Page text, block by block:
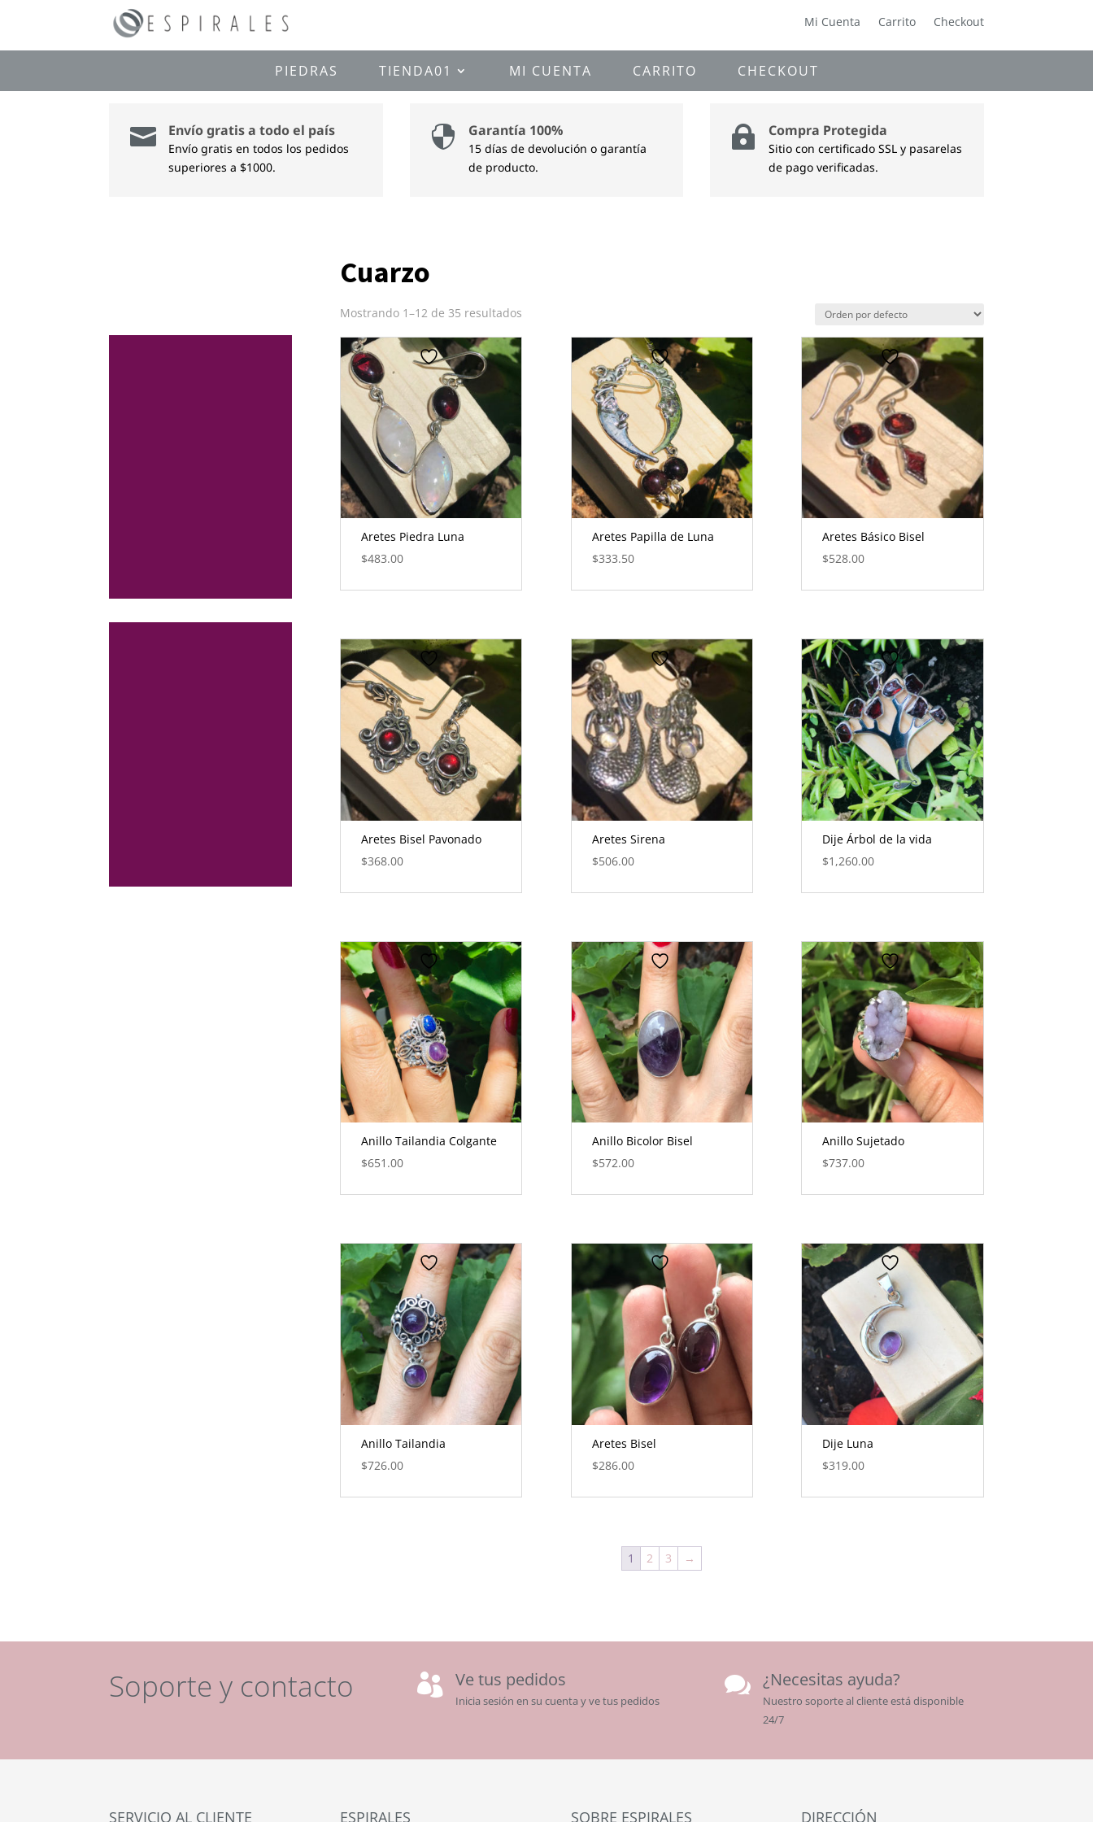
Mi Cuenta Carrito Checkout
PIEDRAS TIENDA01 MI CUENTA CARRITO CHECKOUT
 Envío gratis a todo el país
Envío gratis en todos los pedidos
superiores a $1000.
 Garantía 100%
15 días de devolución o garantía
de producto.
 Compra Protegida
Sitio con certificado SSL y pasarelas
de pago verificadas.
Cuarzo
Mostrando 1–12 de 35 resultados
Aretes Piedra Luna
$483.00
Aretes Papilla de Luna
$333.50
Aretes Básico Bisel
$528.00
Aretes Bisel Pavonado
$368.00
Aretes Sirena
$506.00
Dije Árbol de la vida
$1,260.00
Anillo Tailandia Colgante
$651.00
Anillo Bicolor Bisel
$572.00
Anillo Sujetado
$737.00
Anillo Tailandia
$726.00
Aretes Bisel
$286.00
Dije Luna
$319.00
1 2 3 →
Soporte y contacto  Ve tus pedidos
Inicia sesión en su cuenta y ve tus pedidos
 ¿Necesitas ayuda?
Nuestro soporte al cliente está disponible
24/7
SERVICIO AL CLIENTE ESPIRALES SOBRE ESPIRALES DIRECCIÓN